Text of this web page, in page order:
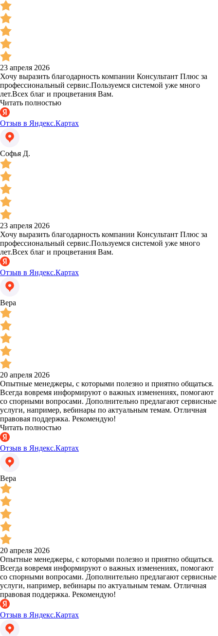
23 апреля 2026
Хочу выразить благодарность компании Консультант Плюс за
профессиональный сервис.Пользуемся системой уже много
лет.Всех благ и процветания Вам.
Читать полностью
Отзыв в Яндекс.Картах
Софья Д.
23 апреля 2026
Хочу выразить благодарность компании Консультант Плюс за
профессиональный сервис.Пользуемся системой уже много
лет.Всех благ и процветания Вам.
Отзыв в Яндекс.Картах
Вера
20 апреля 2026
Опытные менеджеры, с которыми полезно и приятно общаться.
Всегда вовремя информируют о важных изменениях, помогают
со спорными вопросами. Дополнительно предлагают сервисные
услуги, например, вебинары по актуальным темам. Отличная
правовая поддержка. Рекомендую!
Читать полностью
Отзыв в Яндекс.Картах
Вера
20 апреля 2026
Опытные менеджеры, с которыми полезно и приятно общаться.
Всегда вовремя информируют о важных изменениях, помогают
со спорными вопросами. Дополнительно предлагают сервисные
услуги, например, вебинары по актуальным темам. Отличная
правовая поддержка. Рекомендую!
Отзыв в Яндекс.Картах